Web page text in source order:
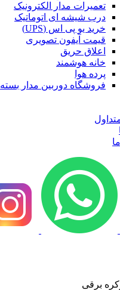
تعمیرات مدار الکترونیک
درب شیشه ای اتوماتیک
خرید یو پی اس (UPS)
قیمت آیفون تصویری
اعلاق حریق
خانه هوشمند
پرده هوا
فروشگاه دوربین مدار بسته
برقی